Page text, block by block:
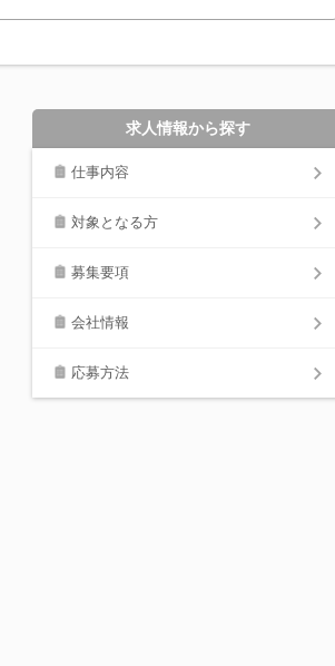
求人情報から探す
仕事内容
対象となる方
募集要項
会社情報
応募方法